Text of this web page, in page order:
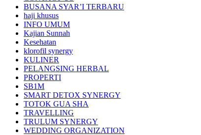
BUSANA SYAR’I TERBARU
haji khusus
INFO UMUM
Kajian Sunnah
Kesehatan
klorofil synergy
KULINER
PELANGSING HERBAL
PROPERTI
SB1M
SMART DETOX SYNERGY
TOTOK GUA SHA
TRAVELLING
TRULUM SYNERGY
WEDDING ORGANIZATION